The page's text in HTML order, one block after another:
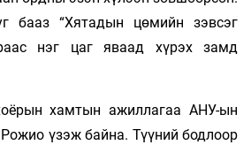
бааз “Хятадын цөмийн зэвсэг
нэг цаг яваад хүрэх замд
хамтын ажиллагаа АНУ-ын
үзэж байна. Түүний бодлоор